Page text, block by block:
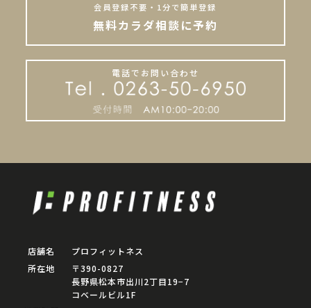
会員登録不要・1分で簡単登録
無料カラダ相談に予約
電話でお問い合わせ
店舗名
プロフィットネス
所在地
〒390-0827
長野県松本市出川2丁目19−7
コベールビル1F